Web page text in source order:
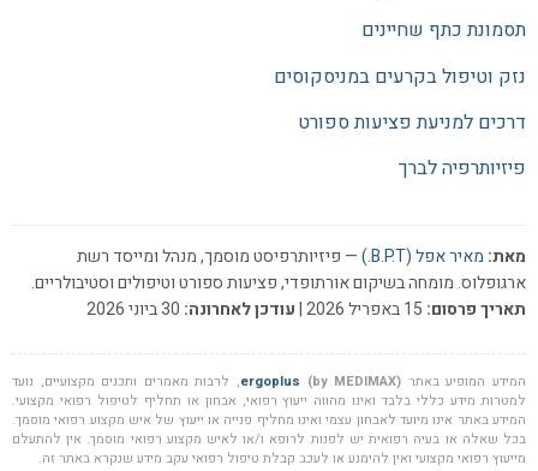
תסמונת כתף שחיינים
נזק וטיפול בקרעים במניסקוסים
דרכים למניעת פציעות ספורט
פיזיותרפיה לברך
מאת: מאיר אפל (B.P.T.)
— פיזיותרפיסט מוסמך, מנהל ומייסד רשת
ארגופלוס. מומחה בשיקום אורתופדי, פציעות ספורט וטיפולים וסטיבולריים.
תאריך פרסום:
עודכן לאחרונה:
המידע המופיע באתר ergoplus (by MEDIMAX)
, לרבות מאמרים ותכנים מקצועיים, נועד
למטרות מידע כללי בלבד ואינו מהווה ייעוץ רפואי, אבחון או תחליף לטיפול רפואי מקצועי.
המידע באתר אינו מיועד לאבחון עצמי ואינו מחליף פנייה או ייעוץ של איש מקצוע רפואי מוסמך.
בכל שאלה או בעיה רפואית יש לפנות לרופא ו/או לאיש מקצוע רפואי מוסמך. אין להתעלם
מייעוץ רפואי מקצועי ואין להימנע או לעכב קבלת טיפול רפואי עקב מידע שנקרא באתר זה.